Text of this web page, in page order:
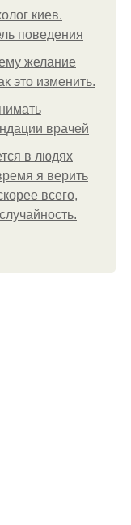
киев.
поведения
желание
это изменить.
врачей
в людях
я верить
всего,